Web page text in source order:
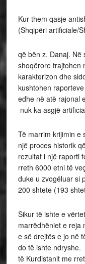
Kur them qasje
(Shqipëri artificiale/
që bën z. Danaj. Në
shoqërore trajtohen
karakterizon dhe
kushtohen
edhe në atë rajonal
nuk ka asgjë
Të marrim krijimin e
një proces historik
rezultat i një raporti
rreth 6000 etni të
duke u zvogëluar si
200 shtete (193
Sikur të ishte e
marrëdhëniet e reja
e së drejtës e jo në
do të ishte ndryshe.
të Kurdistanit me